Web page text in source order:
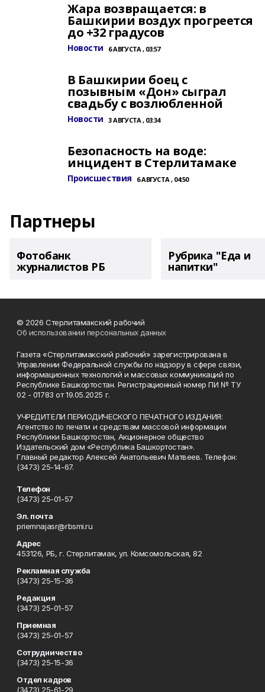
Жара возвращается: в
Башкирии воздух прогреется
до +32 градусов
Новости 6 АВГУСТА , 03:57
В Башкирии боец с
позывным «Дон» сыграл
свадьбу с возлюбленной
Новости 3 АВГУСТА , 03:34
Безопасность на воде:
инцидент в Стерлитамаке
Происшествия 6 АВГУСТА , 04:50
Партнеры
Фотобанк
журналистов РБ
Рубрика "Еда и
напитки"
© 2026 Стерлитамакский рабочий
Об использовании персональных данных
Газета «Стерлитамакский рабочий» зарегистрирована в
Управлении Федеральной службы по надзору в сфере связи,
информационных технологий и массовых коммуникаций по
Республике Башкортостан. Регистрационный номер ПИ № ТУ
02 - 01783 от 19.05.2025 г.
УЧРЕДИТЕЛИ ПЕРИОДИЧЕСКОГО ПЕЧАТНОГО ИЗДАНИЯ:
Агентство по печати и средствам массовой информации
Республики Башкортостан, Акционерное общество
Издательский дом «Республика Башкортостан».
Главный редактор Алексей Анатольевич Матвеев. Телефон:
(3473) 25-14-67.
Телефон
(3473) 25-01-57
Эл. почта
priemnajasr@rbsmi.ru
Адрес
453126, РБ, г. Стерлитамак, ул. Комсомольская, 82
Рекламная служба
(3473) 25-15-36
Редакция
(3473) 25-01-57
Приемная
(3473) 25-01-57
Сотрудничество
(3473) 25-15-36
Отдел кадров
(3473) 25-61-29